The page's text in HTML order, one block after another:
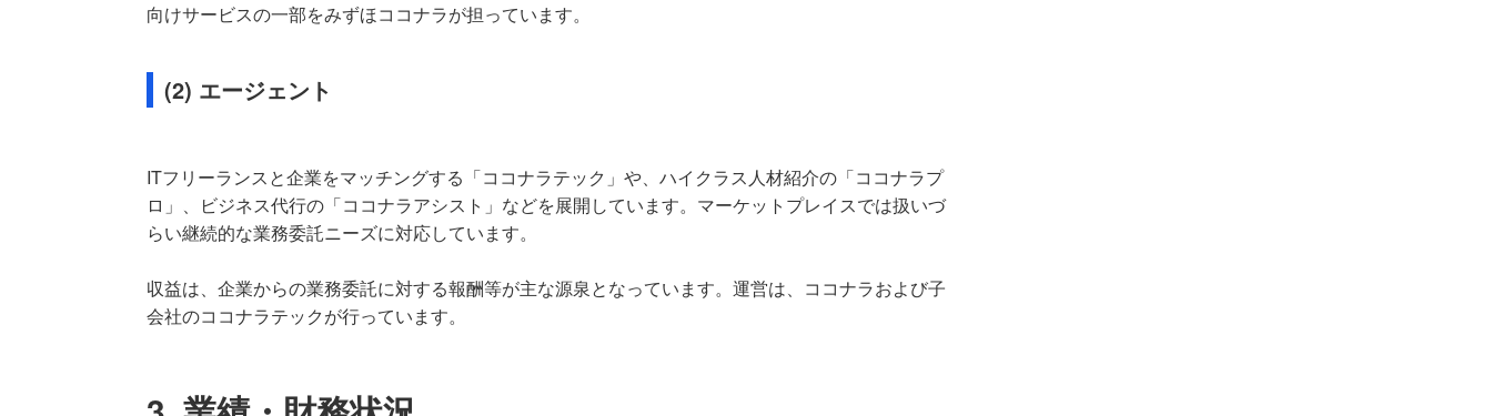
向けサービスの一部をみずほココナラが担っています。
(2) エージェント
ITフリーランスと企業をマッチングする「ココナラテック」や、ハイクラス人材紹介の「ココナラプ
ロ」、ビジネス代行の「ココナラアシスト」などを展開しています。マーケットプレイスでは扱いづ
らい継続的な業務委託ニーズに対応しています。
収益は、企業からの業務委託に対する報酬等が主な源泉となっています。運営は、ココナラおよび子
会社のココナラテックが行っています。